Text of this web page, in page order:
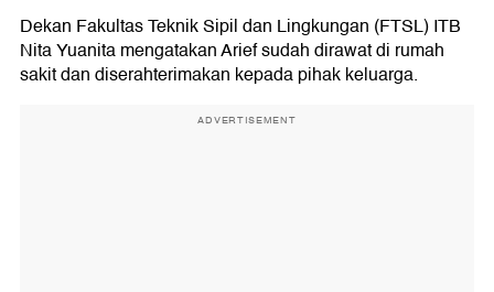
Dekan Fakultas Teknik Sipil dan Lingkungan (FTSL) ITB
Nita Yuanita mengatakan Arief sudah dirawat di rumah
sakit dan diserahterimakan kepada pihak keluarga.
ADVERTISEMENT